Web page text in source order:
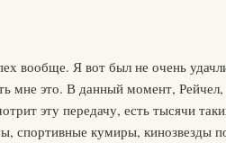
вообще. Я вот был не очень
мне это. В данный момент,
эту передачу, есть тысячи
спортивные кумиры, кинозвезды